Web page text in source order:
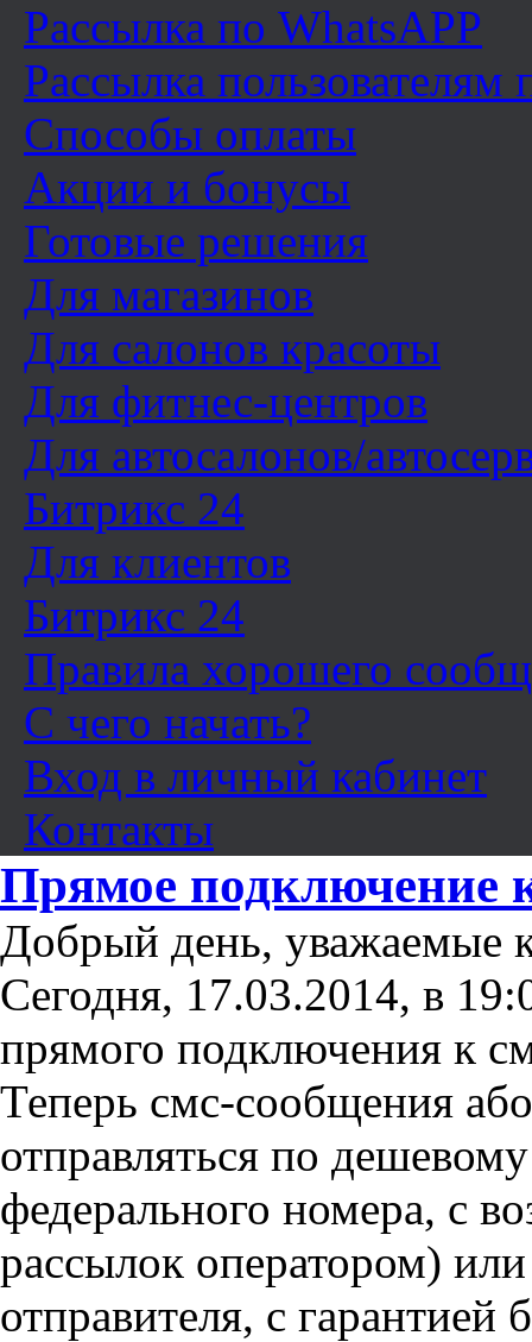
Рассылка по WhatsAPP
Рассылка
Способы оплаты
Акции и бонусы
Готовые решения
Для магазинов
Для салонов красоты
Для фитнес-центров
Для автосалонов/
Битрикс 24
Для клиентов
Битрикс 24
Правила хорошего
С чего начать?
Вход в личный кабинет
Контакты
Прямое подключение
Добрый день, уважаемые
Сегодня, 17.03.2014, в
прямого подключения к
Теперь смс-сообщения
отправляться по
федерального номера, с
рассылок оператором)
отправителя, с гарантией